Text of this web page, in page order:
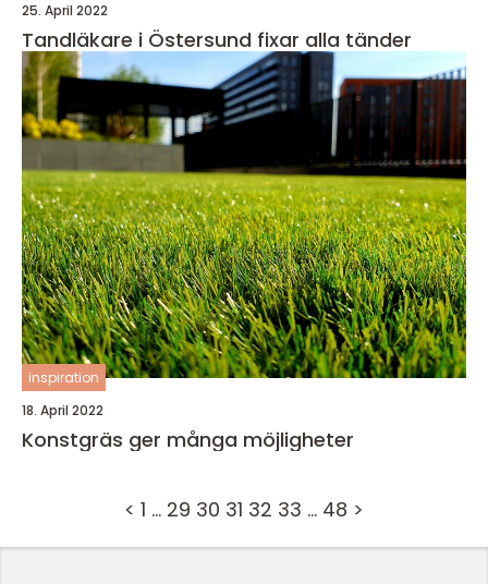
25. April 2022
Tandläkare i Östersund fixar alla tänder
inspiration
18. April 2022
Konstgräs ger många möjligheter
< 1 … 29 30 31 32 33 … 48 >